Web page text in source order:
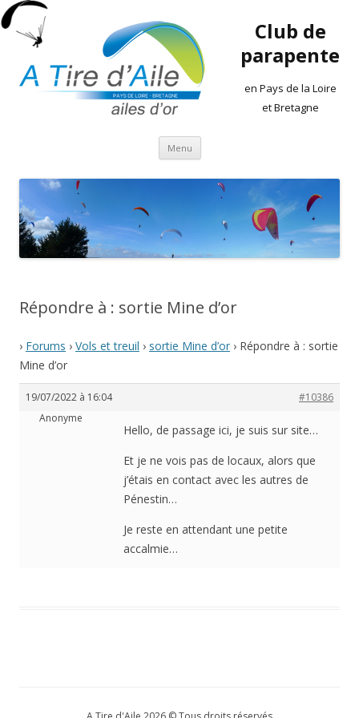
Club de
parapente
en Pays de la Loire
et Bretagne
Menu Aller
contenu
Répondre à : sortie Mine d’or
› Forums › Vols et treuil › sortie Mine d’or › Répondre à : sortie
Mine d’or
19/07/2022 à 16:04
#10386
Anonyme
Hello, de passage ici, je suis sur site…
Et je ne vois pas de locaux, alors que
j’étais en contact avec les autres de
Pénestin…
Je reste en attendant une petite
accalmie…